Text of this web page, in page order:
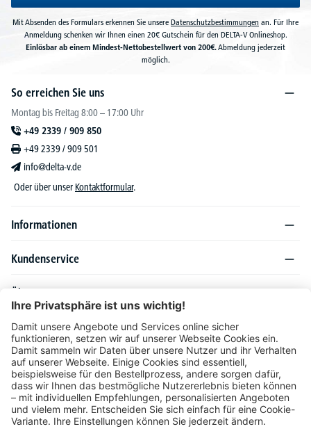
Mit Absenden des Formulars erkennen Sie unsere Datenschutzbestimmungen an. Für Ihre
Anmeldung schenken wir Ihnen einen 20€ Gutschein für den DELTA-V Onlineshop.
Einlösbar ab einem Mindest-Nettobestellwert von 200€.Abmeldung jederzeit
möglich.
So erreichen Sie uns
Montag bis Freitag 8:00 – 17:00 Uhr
+49 2339 / 909 850
+49 2339 / 909 501
info@delta-v.de
Oder über unser Kontaktformular.
Informationen
Kundenservice
Über DELTA-V
Produktsortiment
Ratgeber
Folgen Sie uns auch auf